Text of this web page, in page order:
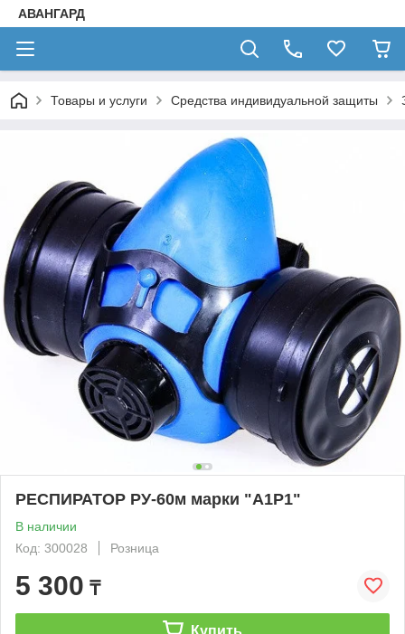
АВАНГАРД
Товары и услуги Средства индивидуальной защиты
РЕСПИРАТОР РУ-60м марки "A1P1"
В наличии
Код: 300028
Розница
5 300 ₸
Купить